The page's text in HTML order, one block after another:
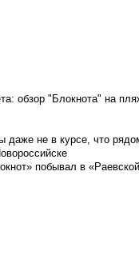
обзор "Блокнота" на
не в курсе, что
побывал в